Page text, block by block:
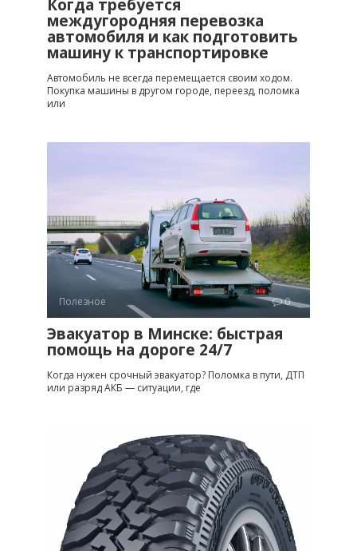
Когда требуется
междугородняя перевозка
автомобиля и как подготовить
машину к транспортировке
Автомобиль не всегда перемещается своим ходом.
Покупка машины в другом городе, переезд, поломка
или
Полезное 0
Эвакуатор в Минске: быстрая
помощь на дороге 24/7
Когда нужен срочный эвакуатор? Поломка в пути, ДТП
или разряд АКБ — ситуации, где